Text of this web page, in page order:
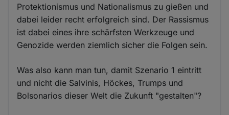
Protektionismus und Nationalismus zu gießen und
dabei leider recht erfolgreich sind. Der Rassismus
ist dabei eines ihre schärfsten Werkzeuge und
Genozide werden ziemlich sicher die Folgen sein.
Was also kann man tun, damit Szenario 1 eintritt
und nicht die Salvinis, Höckes, Trumps und
Bolsonarios dieser Welt die Zukunft "gestalten"?